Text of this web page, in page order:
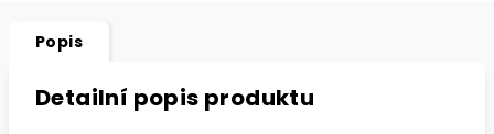
Popis
Detailní popis produktu